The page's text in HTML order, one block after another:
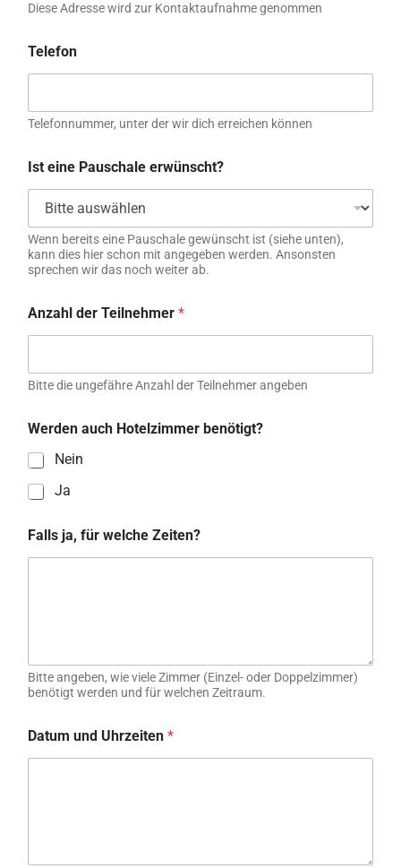
Diese Adresse wird zur Kontaktaufnahme genommen
Telefon
Telefonnummer, unter der wir dich erreichen können
Ist eine Pauschale erwünscht?
Wenn bereits eine Pauschale gewünscht ist (siehe unten),
kann dies hier schon mit angegeben werden. Ansonsten
sprechen wir das noch weiter ab.
Anzahl der Teilnehmer *
Bitte die ungefähre Anzahl der Teilnehmer angeben
Werden auch Hotelzimmer benötigt?
Nein
Ja
Falls ja, für welche Zeiten?
Bitte angeben, wie viele Zimmer (Einzel- oder Doppelzimmer)
benötigt werden und für welchen Zeitraum.
Datum und Uhrzeiten *